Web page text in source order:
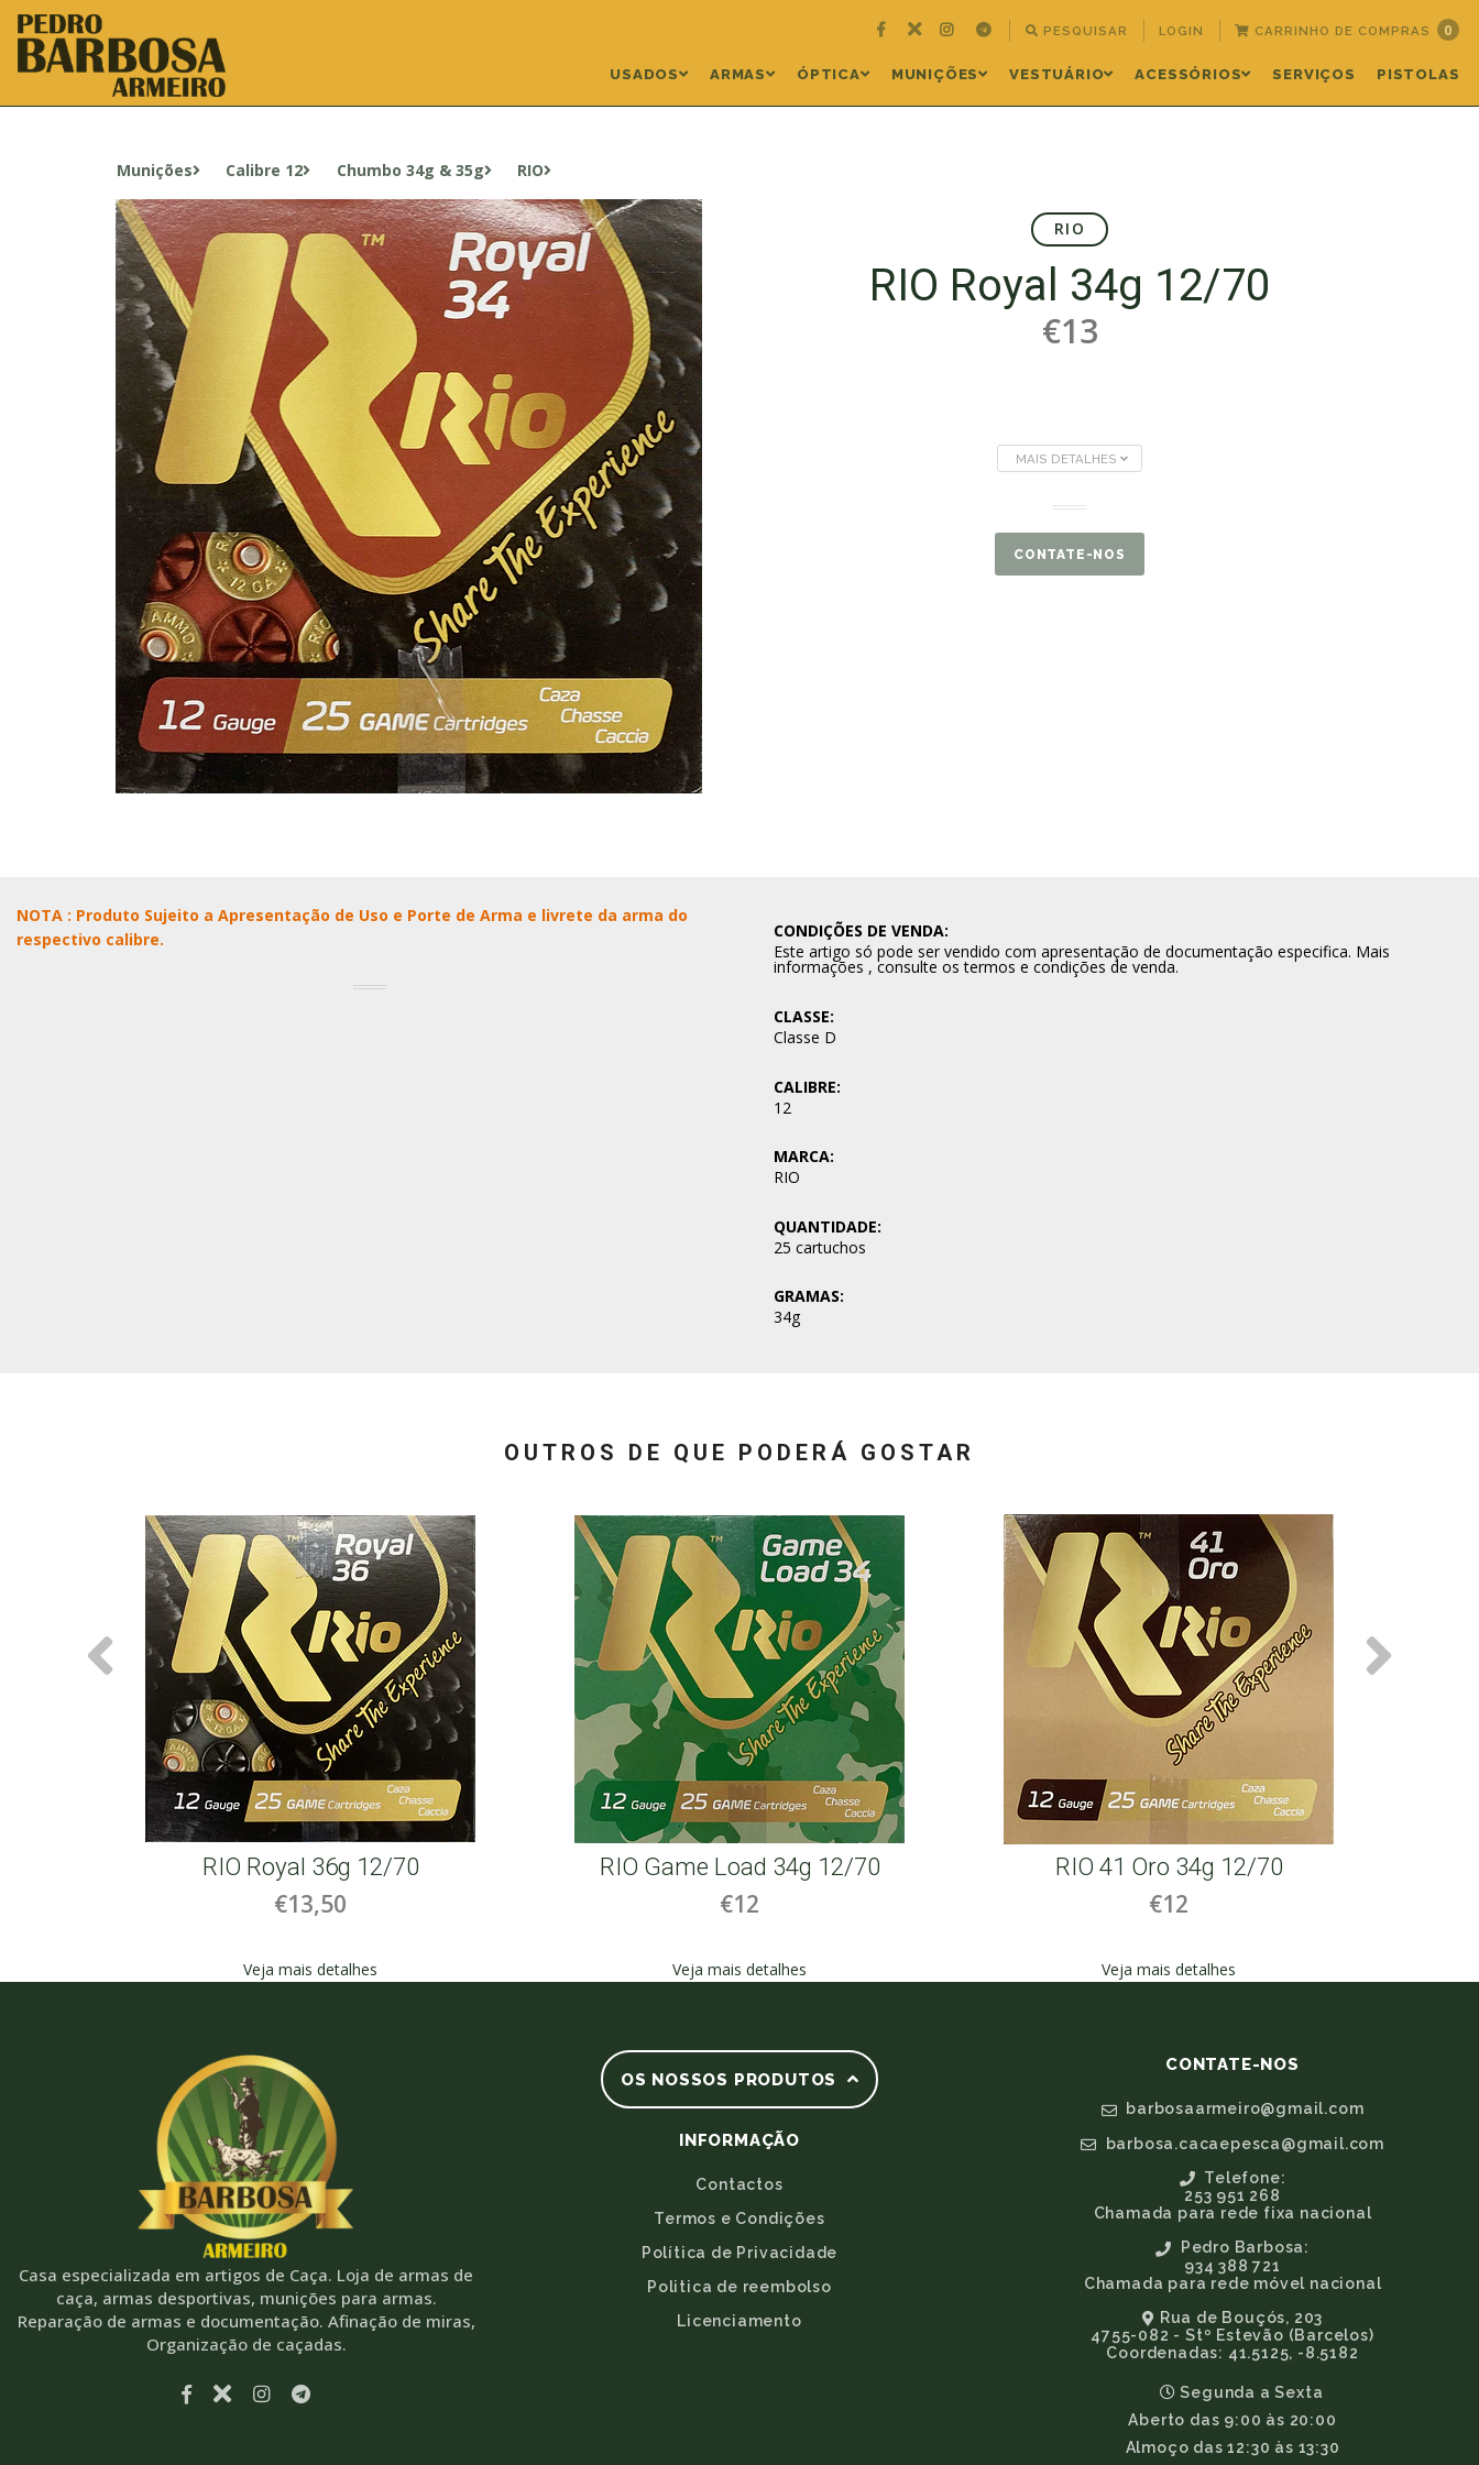
PESQUISAR LOGIN CARRINHO DE COMPRAS 0
USADOS ARMAS ÓPTICA MUNIÇÕES VESTUÁRIO ACESSÓRIOS SERVIÇOS PISTOLAS
Munições Calibre 12 Chumbo 34g & 35g RIO
RIO
RIO Royal 34g 12/70
€13
MAIS DETALHES
CONTATE-NOS
NOTA : Produto Sujeito a Apresentação de Uso e Porte de Arma e livrete da arma do
respectivo calibre.
CONDIÇÕES DE VENDA:
Este artigo só pode ser vendido com apresentação de documentação especifica. Mais
informações , consulte os termos e condições de venda.
CLASSE:
Classe D
CALIBRE:
12
MARCA:
RIO
QUANTIDADE:
25 cartuchos
GRAMAS:
34g
OUTROS DE QUE PODERÁ GOSTAR
RIO Game Load 34g 12/70
Veja mais detalhes
RIO 41 Oro 34g 12/70
Veja mais detalhes
RIO Royal MG 12/70
Veja mais detalhes
Casa especializada em artigos de Caça. Loja de armas de
caça, armas desportivas, munições para armas.
Reparação de armas e documentação. Afinação de miras,
Organização de caçadas.
OS NOSSOS PRODUTOS
INFORMAÇÃO
Contactos
Termos e Condições
Política de Privacidade
Politica de reembolso
Licenciamento
CONTATE-NOS
barbosaarmeiro@gmail.com
barbosa.cacaepesca@gmail.com
Telefone:
253 951 268
Chamada para rede fixa nacional
Pedro Barbosa:
934 388 721
Chamada para rede móvel nacional
Rua de Bouçós, 203
4755-082 - Stº Estevão (Barcelos)
Coordenadas: 41.5125, -8.5182
Segunda a Sexta
Aberto das 9:00 às 20:00
Almoço das 12:30 às 13:30